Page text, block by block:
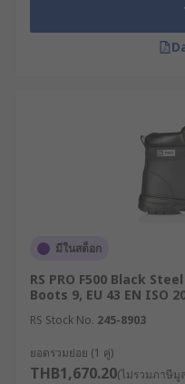
RS ผู้นำด้านโซลูชันอุตสา
เซฟตี้ จำหน่ายรองเท้าบูท
บูทเซฟตี้สำหรับชายและห
ต้องการได้อย่างสะดวกตล
พร้อมบริการจัดส่งทั่วประเ
ว่าควรซื้อรองเท้าบูทเซฟตี้
สามารถปรึกษาผู้เชี่ยวชา
ขอรับคำแนะนำเกี่ยวกับสินค้
มีในสต็อก
RS PRO F500 Black
Boots 9, EU 43 EN ISO
RS Stock No. 245-8903
ยอดรวมย่อย (1 คู่)
THB1,670.20(ไม่รวมภาษีมู